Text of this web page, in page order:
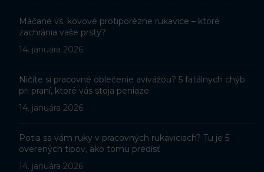
Máčané vs. kovové protiporézne rukavice – ktoré
zachránia vaše prsty?
14. januára 2026
Ničíte si pracovné oblečenie avivážou? 5 fatálnych chýb
pri praní, ktoré vás stoja peniaze
14. januára 2026
Potia sa vám ruky v pracovných rukaviciach? Tu je 5
overených tipov, ako tomu predísť
14. januára 2026